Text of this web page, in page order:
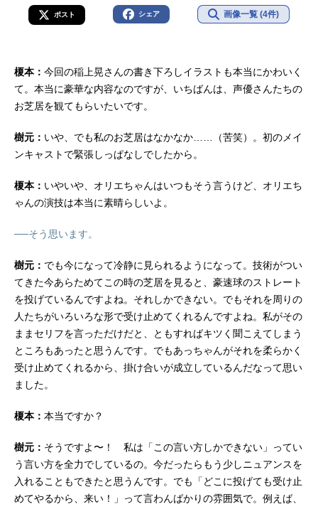
ポスト シェア 画像一覧 (4件)
榎本： 今回の稲上晃さんの書き下ろしイラストも本当にかわいく
て。本当に豪華な内容なのですが、いちばんは、声優さんたちの
お芝居を観てもらいたいです。
樹元： いや、でも私のお芝居はなかなか……（苦笑）。初のメイ
ンキャストで緊張しっぱなしでしたから。
榎本： いやいや、オリエちゃんはいつもそう言うけど、オリエち
ゃんの演技は本当に素晴らしいよ。
──そう思います。
樹元： でも今になって冷静に見られるようになって。技術がつい
てきた今あらためてこの時の芝居を見ると、豪速球のストレート
を投げているんですよね。それしかできない。でもそれを周りの
人たちがいろいろな形で受け止めてくれるんですよね。私がその
ままセリフを言っただけだと、ともすればキツく聞こえてしまう
ところもあったと思うんです。でもあっちゃんがそれを柔らかく
受け止めてくれるから、掛け合いが成立しているんだなって思い
ました。
榎本： 本当ですか？
樹元： そうですよ〜！ 私は「この言い方しかできない」ってい
う言い方を全力でしているの。今だったらもう少しニュアンスを
入れることもできたと思うんです。でも「どこに投げても受け止
めてやるから、来い！」って言わんばかりの雰囲気で。例えば、